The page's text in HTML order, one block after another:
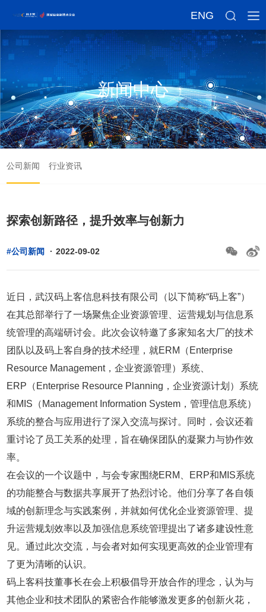
ENG
新闻中心
公司新闻 行业资讯
探索创新路径，提升效率与创新力
#公司新闻 · 2022-09-02
近日，武汉码上客信息科技有限公司（以下简称“码上客”）
在其总部举行了一场聚焦企业资源管理、运营规划与信息系
统管理的高端研讨会。此次会议特邀了多家知名大厂的技术
团队以及码上客自身的技术经理，就ERM（Enterprise
Resource Management，企业资源管理）系统、
ERP（Enterprise Resource Planning，企业资源计划）系统
和MIS（Management Information System，管理信息系统）
系统的整合与应用进行了深入交流与探讨。同时，会议还着
重讨论了员工关系的处理，旨在确保团队的凝聚力与协作效
率。
在会议的一个议题中，与会专家围绕ERM、ERP和MIS系统
的功能整合与数据共享展开了热烈讨论。他们分享了各自领
域的创新理念与实践案例，并就如何优化企业资源管理、提
升运营规划效率以及加强信息系统管理提出了诸多建设性意
见。通过此次交流，与会者对如何实现更高效的企业管理有
了更为清晰的认识。
码上客科技董事长在会上积极倡导开放合作的理念，认为与
其他企业和技术团队的紧密合作能够激发更多的创新火花，